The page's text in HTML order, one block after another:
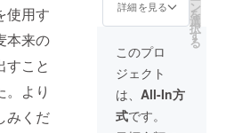
使用す
本来の
すこと
。より
みくだ
たはロ
名前の
場合、
原則
ローマ
字表記
で横
国の方
向け】
・VVIP
カード
半永久
的に
30%引
きのご
優待
詳細を見る ン
を
選
択
す
る
このプロ
ジェクト
は、 All-In方
式です。